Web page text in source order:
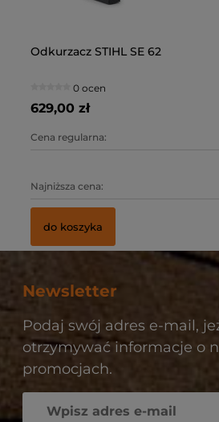
Odkurzacz STIHL SE 62
0 ocen
629,00 zł
Cena regularna:
Najniższa cena:
do koszyka
Newsletter
Podaj swój adres e-mail,
otrzymywać informacje o
promocjach.